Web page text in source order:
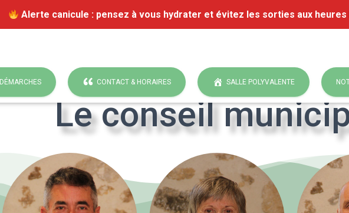
Alerte canicule : pensez à vous hydrater et évitez les sorties aux heures
DÉMARCHES CONTACT & HORAIRES SALLE POLYVALENTE
Published bysecretariat
Le conseil